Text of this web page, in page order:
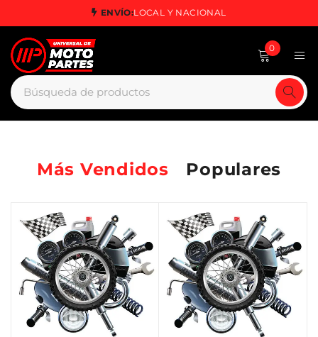
ENVÍO:LOCAL Y NACIONAL
0
Más Vendidos Populares